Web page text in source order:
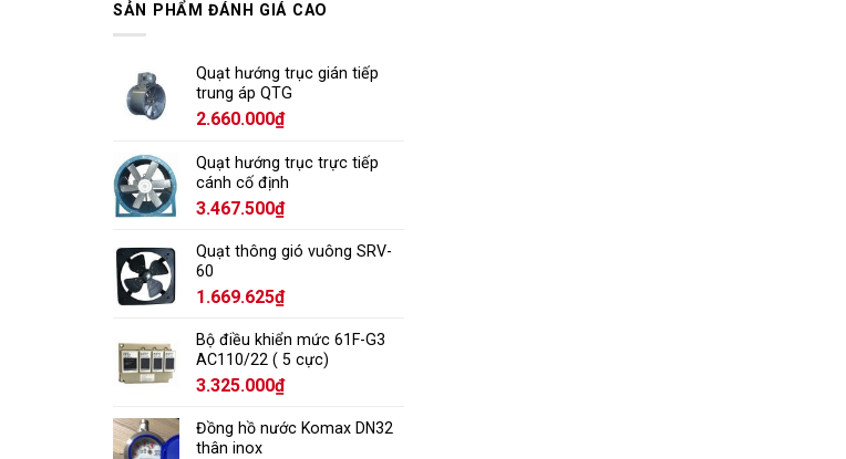
SẢN PHẨM ĐÁNH GIÁ CAO
Quạt hướng trục gián tiếp
trung áp QTG
2.660.000₫
Quạt hướng trục trực tiếp
cánh cố định
3.467.500₫
Quạt thông gió vuông SRV-
60
1.669.625₫
Bộ điều khiển mức 61F-G3
AC110/22 ( 5 cực)
3.325.000₫
Đồng hồ nước Komax DN32
thân inox